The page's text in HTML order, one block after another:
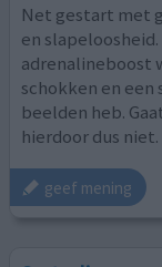
Net gestart met
en
adrenalineboost
schokken en een
beelden heb.
hierdoor dus
geef mening